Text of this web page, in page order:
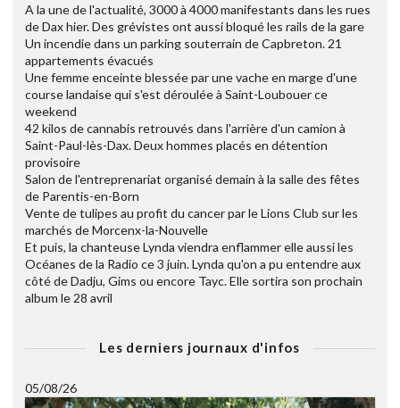
A la une de l'actualité, 3000 à 4000 manifestants dans les rues
de Dax hier. Des grévistes ont aussi bloqué les rails de la gare
Un incendie dans un parking souterrain de Capbreton. 21
appartements évacués
Une femme enceinte blessée par une vache en marge d'une
course landaise qui s'est déroulée à Saint-Loubouer ce
weekend
42 kilos de cannabis retrouvés dans l'arrière d'un camion à
Saint-Paul-lès-Dax. Deux hommes placés en détention
provisoire
Salon de l'entreprenariat organisé demain à la salle des fêtes
de Parentis-en-Born
Vente de tulipes au profit du cancer par le Lions Club sur les
marchés de Morcenx-la-Nouvelle
Et puis, la chanteuse Lynda viendra enflammer elle aussi les
Océanes de la Radio ce 3 juin. Lynda qu'on a pu entendre aux
côté de Dadju, Gims ou encore Tayc. Elle sortira son prochain
album le 28 avril
Les derniers journaux d'infos
05/08/26